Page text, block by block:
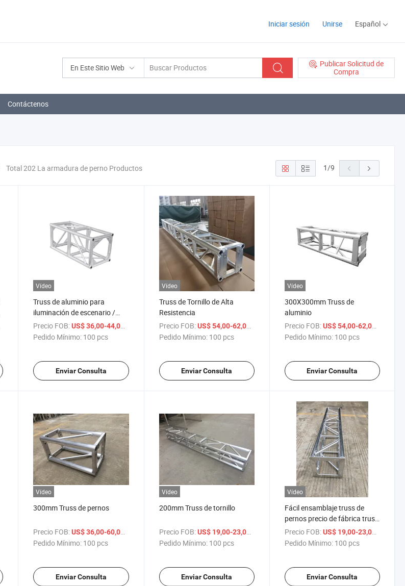
Iniciar sesión Unirse Español
En Este Sitio Web
Publicar Solicitud de
Compra
Contáctenos
Total 202 La armadura de perno Productos 1/9
Vídeo
Truss de aluminio para
iluminación de escenario /
sistema de truss de tipo
tornillo de alta resistencia
Precio FOB: US$ 36,00-44,00
Pedido Mínimo: 100 pcs
Enviar Consulta
Vídeo
Truss de Tornillo de Alta
Resistencia
Precio FOB: US$ 54,00-62,00
Pedido Mínimo: 100 pcs
Enviar Consulta
Vídeo
300X300mm Truss de
aluminio
Precio FOB: US$ 54,00-62,00
Pedido Mínimo: 100 pcs
Enviar Consulta
Vídeo
300mm Truss de pernos
Precio FOB: US$ 36,00-60,00
Pedido Mínimo: 100 pcs
Enviar Consulta
Vídeo
200mm Truss de tornillo
Precio FOB: US$ 19,00-23,00
Pedido Mínimo: 100 pcs
Enviar Consulta
Vídeo
Fácil ensamblaje truss de
pernos precio de fábrica truss
de pernos
Precio FOB: US$ 19,00-23,00
Pedido Mínimo: 100 pcs
Enviar Consulta